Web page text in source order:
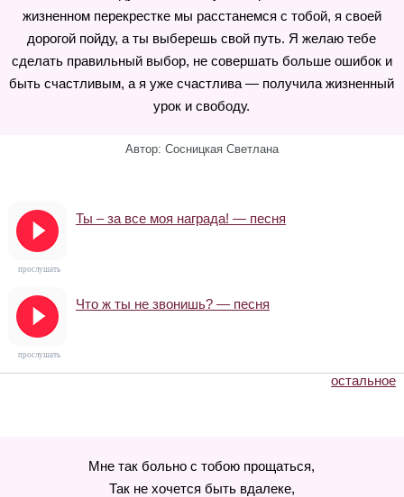
жизненном перекрестке мы расстанемся с тобой, я своей
дорогой пойду, а ты выберешь свой путь. Я желаю тебе
сделать правильный выбор, не совершать больше ошибок и
быть счастливым, а я уже счастлива — получила жизненный
урок и свободу.
Автор: Сосницкая Светлана
Ты – за все моя награда! — песня
прослушать
Что ж ты не звонишь? — песня
прослушать
остальное
Мне так больно с тобою прощаться,
Так не хочется быть вдалеке,